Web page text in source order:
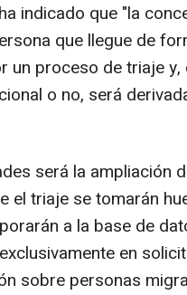
indicado que "la
que llegue de
un proceso de triaje
o no, será
será la ampliación
el triaje se tomarán
a la base de
en
sobre personas